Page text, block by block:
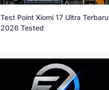
Test Point Xiomi 17 Ultra Terbaru
2026 Tested